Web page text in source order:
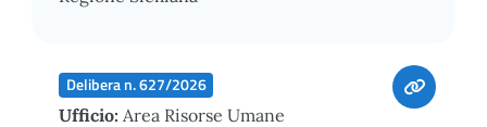
Delibera n. 627/2026
Ufficio: Area Risorse Umane